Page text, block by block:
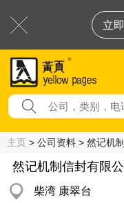
立
主页 > 公司资料 > 然记机
然记机制信封有限公
柴湾 康翠台